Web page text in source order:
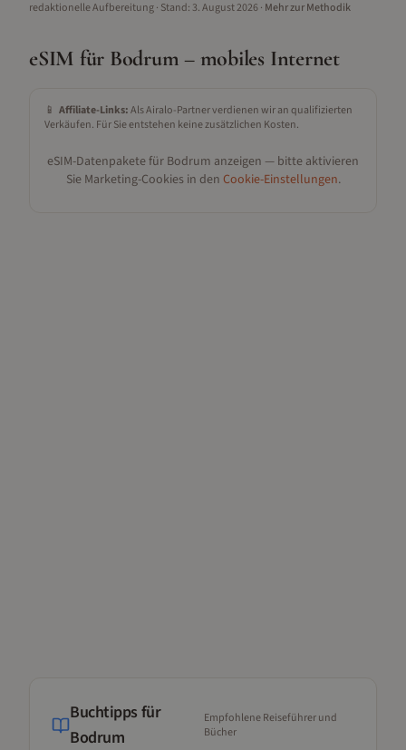
redaktionelle Aufbereitung· Stand: 3. August 2026· Mehr zur Methodik
eSIM für Bodrum – mobiles Internet
📱 Affiliate-Links:Als Airalo-Partner verdienen wir an qualifizierten
Verkäufen. Für Sie entstehen keine zusätzlichen Kosten.
eSIM-Datenpakete für Bodrum anzeigen — bitte aktivieren
Sie Marketing-Cookies in den Cookie-Einstellungen.
Buchtipps für
Bodrum
Empfohlene Reiseführer und
Bücher